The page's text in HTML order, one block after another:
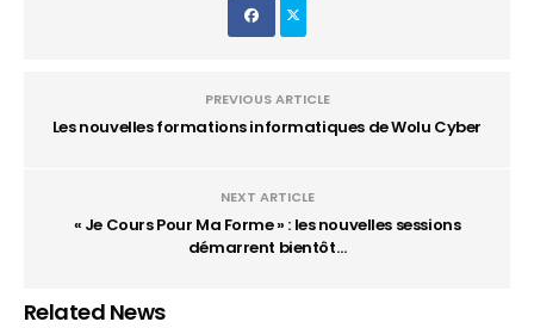
PREVIOUS ARTICLE
Les nouvelles formations informatiques de Wolu Cyber
NEXT ARTICLE
« Je Cours Pour Ma Forme » : les nouvelles sessions
démarrent bientôt…
Related News